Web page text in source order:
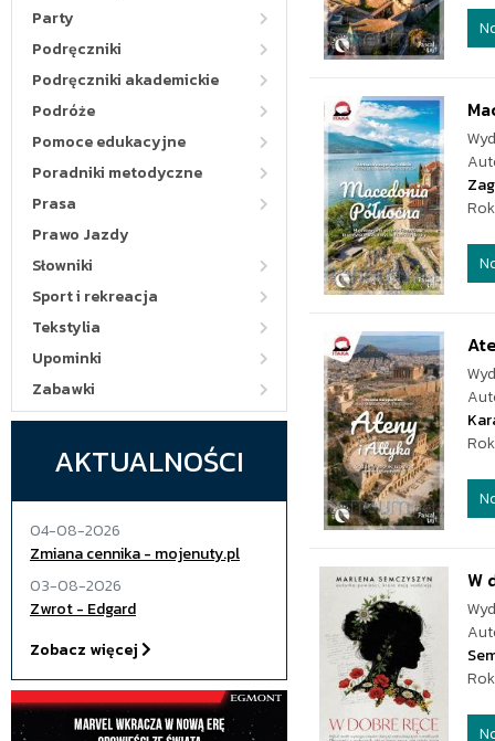
Party
Podręczniki
Podręczniki akademickie
Podróże
Pomoce edukacyjne
Poradniki metodyczne
Prasa
Prawo Jazdy
Słowniki
Sport i rekreacja
Tekstylia
Upominki
Zabawki
AKTUALNOŚCI
04-08-2026
Zmiana cennika - mojenuty.pl
03-08-2026
Zwrot - Edgard
Zobacz więcej
W